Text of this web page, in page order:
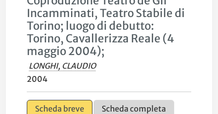
Incamminati, Teatro Stabile di
Torino; luogo di debutto:
Torino, Cavallerizza Reale (4
maggio 2004);
LONGHI, CLAUDIO
2004
Scheda breve
Scheda completa